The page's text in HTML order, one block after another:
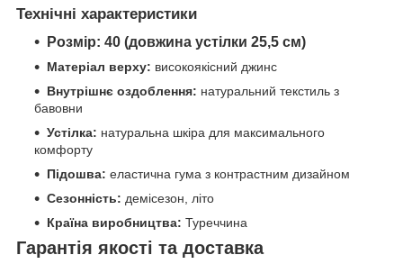
Технічні характеристики
Розмір: 40 (довжина устілки 25,5 см)
Матеріал верху: високоякісний джинс
Внутрішнє оздоблення: натуральний текстиль з
бавовни
Устілка: натуральна шкіра для максимального
комфорту
Підошва: еластична гума з контрастним дизайном
Сезонність: демісезон, літо
Країна виробництва: Туреччина
Гарантія якості та доставка